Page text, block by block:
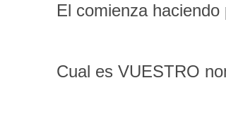
El comienza
Cual es VUESTRO